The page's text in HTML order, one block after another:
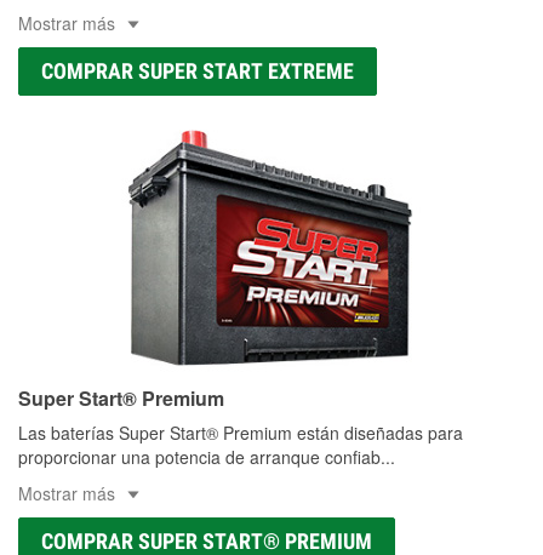
Mostrar más
COMPRAR SUPER START EXTREME
Super Start® Premium
Las baterías Super Start® Premium están diseñadas para
proporcionar una potencia de arranque confiab...
Mostrar más
COMPRAR SUPER START® PREMIUM